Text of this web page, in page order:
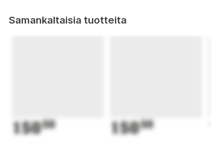
Samankaltaisia tuotteita
15050 15050